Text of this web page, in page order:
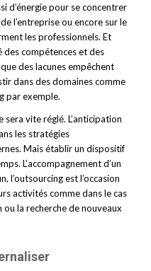
d’énergie pour se concentrer
l’entreprise ou encore sur le
les professionnels. Et
des compétences et des
des lacunes empêchent
dans des domaines comme
par exemple.
vite réglé. L’anticipation
les stratégies
Mais établir un dispositif
L’accompagnement d’un
l’outsourcing est l’occasion
activités comme dans le cas
la recherche de nouveaux